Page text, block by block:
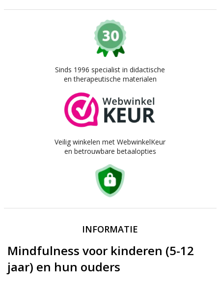
Sinds 1996 specialist in didactische
en therapeutische materialen
Veilig winkelen met WebwinkelKeur
en betrouwbare betaalopties
INFORMATIE
Mindfulness voor kinderen (5-12
jaar) en hun ouders